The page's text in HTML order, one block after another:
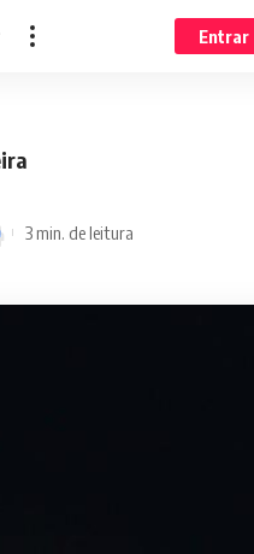
Entrar
3 min. de leitura